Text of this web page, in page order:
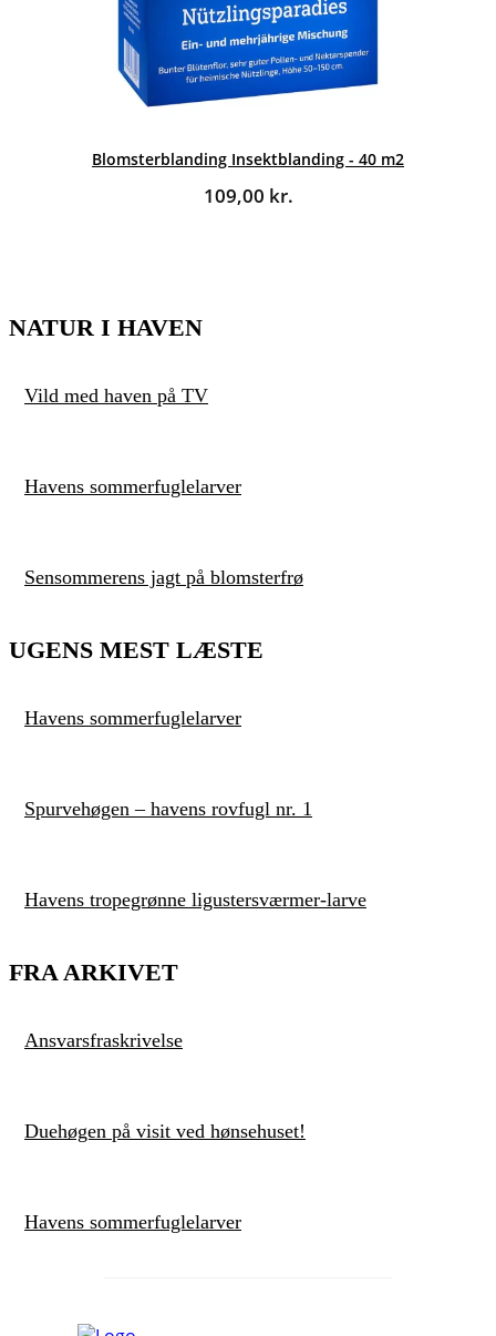
Blomsterblanding Insektblanding - 40 m2
109,00 kr.
NATUR I HAVEN
Vild med haven på TV
Havens sommerfuglelarver
Sensommerens jagt på blomsterfrø
UGENS MEST LÆSTE
Havens sommerfuglelarver
Spurvehøgen – havens rovfugl nr. 1
Havens tropegrønne ligustersværmer-larve
FRA ARKIVET
Ansvarsfraskrivelse
Duehøgen på visit ved hønsehuset!
Havens sommerfuglelarver